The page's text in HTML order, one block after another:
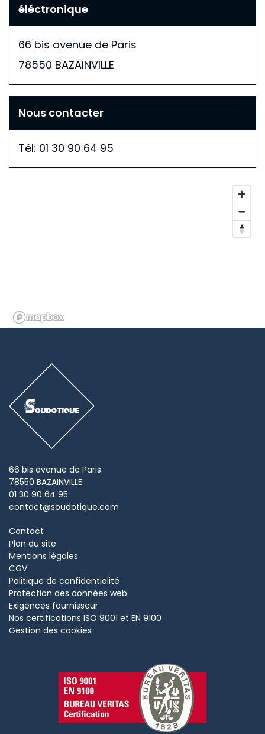
éléctronique
66 bis avenue de Paris
78550 BAZAINVILLE
Nous contacter
Tél: 01 30 90 64 95
66 bis avenue de Paris
78550 BAZAINVILLE
01 30 90 64 95
contact@soudotique.com
Contact
Plan du site
Mentions légales
CGV
Politique de confidentialité
Protection des données web
Exigences fournisseur
Nos certifications ISO 9001 et EN 9100
Gestion des cookies